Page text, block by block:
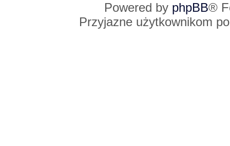
Powered by phpBB®
Przyjazne użytkownikom